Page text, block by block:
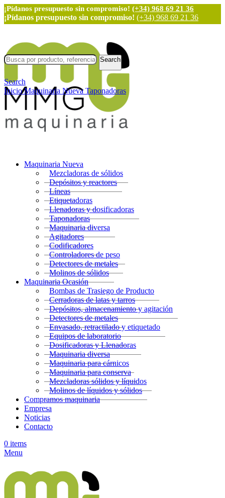
¡Pídanos presupuesto sin compromiso! (+34) 968 69 21 36
¡Pídanos presupuesto sin compromiso! (+34) 968 69 21 36
Maquinaria Nueva
Mezcladoras de sólidos
Depósitos y reactores
Líneas
Etiquetadoras
Llenadoras y dosificadoras
Taponadoras
Maquinaria diversa
Agitadores
Codificadores
Controladores de peso
Detectores de metales
Molinos de sólidos
Maquinaria Ocasión
Bombas de Trasiego de Producto
Cerradoras de latas y tarros
Depósitos, almacenamiento y agitación
Detectores de metales
Envasado, retractilado y etiquetado
Equipos de laboratorio
Dosificadoras y Llenadoras
Maquinaria diversa
Maquinaria para cárnicos
Maquinaria para conserva
Mezcladoras sólidos y líquidos
Molinos de líquidos y sólidos
Compramos maquinaria
Empresa
Noticias
Contacto
0 items
Menu
Search
Search
InicioMaquinaria NuevaTaponadoras